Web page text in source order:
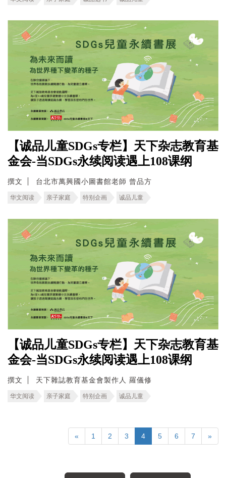
【诚品儿童SDGs专栏】天下杂志教育基
金会-当SDGs永续阅读遇上108课纲
撰文 台北市萬興國小圖書館老師 曾品方
华文阅读 亲子家庭 特别企画 诚品儿童
【诚品儿童SDGs专栏】天下杂志教育基
金会-当SDGs永续阅读遇上108课纲
撰文 天下雜誌教育基金會製作人 羅儀修
华文阅读 亲子家庭 特别企画 诚品儿童
« 1 2 3 4 5 6 7 »